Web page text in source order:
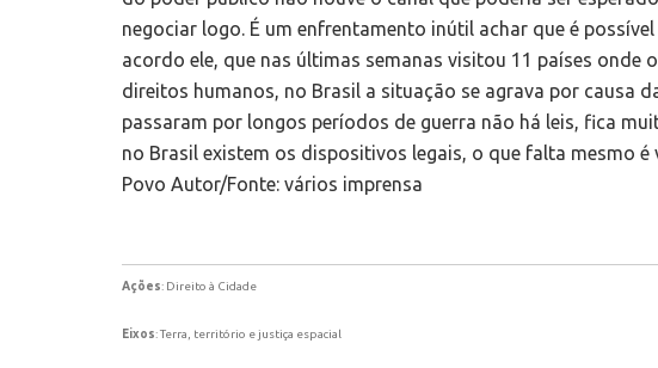
Ações: Direito à Cidade
Eixos: Terra, território e justiça espacial